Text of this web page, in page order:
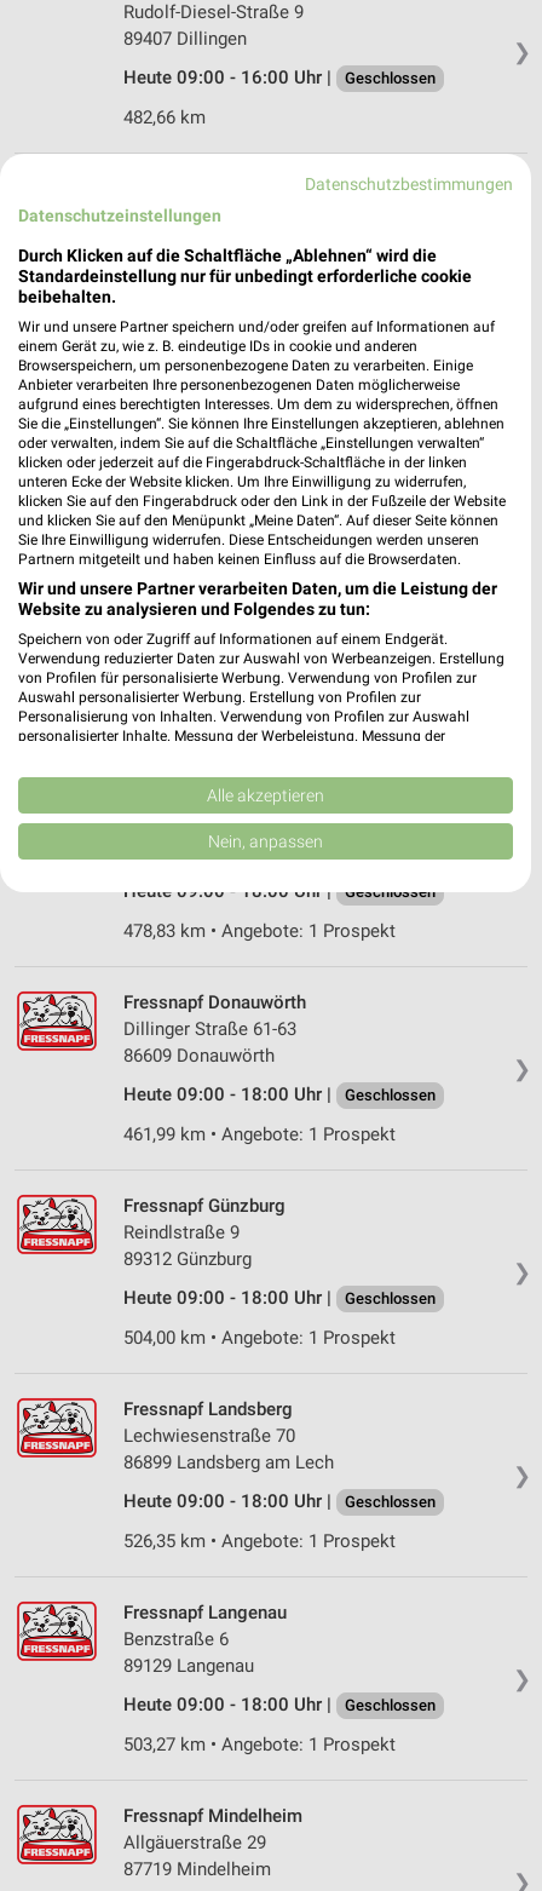
❯
Rudolf-Diesel-Straße 9
89407 Dillingen
Heute 09:00 - 16:00 Uhr |
Geschlossen
482,66 km
Gaußring 34
Heute 09:00 - 18:00 Uhr | Geschlossen
502,61 km • Angebote: 1 Prospekt
Fressnapf Lauingen
Werner-von Siemens-Straße 13
89415 Lauingen
Heute 09:00 - 18:00 Uhr | Geschlossen
485,64 km • Angebote: 1 Prospekt
Fressnapf Schwabmünchen
Falkensteinstr. 6
86830 Schwabmünchen
Heute 09:00 - 18:00 Uhr | Geschlossen
519,03 km • Angebote: 1 Prospekt
❯
Fressnapf Aichach
Hauptstr. 2
86551 Aichach
Heute 09:00 - 18:00 Uhr | Geschlossen
478,83 km • Angebote: 1 Prospekt
❯
Fressnapf Donauwörth
Dillinger Straße 61-63
86609 Donauwörth
Heute 09:00 - 18:00 Uhr |
Geschlossen
461,99 km • Angebote: 1 Prospekt
❯
Fressnapf Günzburg
Reindlstraße 9
89312 Günzburg
Heute 09:00 - 18:00 Uhr |
Geschlossen
504,00 km • Angebote: 1 Prospekt
❯
Fressnapf Landsberg
Lechwiesenstraße 70
86899 Landsberg am Lech
Heute 09:00 - 18:00 Uhr |
Geschlossen
526,35 km • Angebote: 1 Prospekt
❯
Fressnapf Langenau
Benzstraße 6
89129 Langenau
Heute 09:00 - 18:00 Uhr |
Geschlossen
503,27 km • Angebote: 1 Prospekt
❯
Fressnapf Mindelheim
Allgäuerstraße 29
87719 Mindelheim
Datenschutzbestimmungen
Datenschutzeinstellungen
Durch Klicken auf die Schaltfläche „Ablehnen“ wird die
Standardeinstellung nur für unbedingt erforderliche cookie
beibehalten.
Wir und unsere Partner speichern und/oder greifen auf Informationen auf
einem Gerät zu, wie z. B. eindeutige IDs in cookie und anderen
Browserspeichern, um personenbezogene Daten zu verarbeiten. Einige
Anbieter verarbeiten Ihre personenbezogenen Daten möglicherweise
aufgrund eines berechtigten Interesses. Um dem zu widersprechen, öffnen
Sie die „Einstellungen“. Sie können Ihre Einstellungen akzeptieren, ablehnen
oder verwalten, indem Sie auf die Schaltfläche „Einstellungen verwalten“
klicken oder jederzeit auf die Fingerabdruck-Schaltfläche in der linken
unteren Ecke der Website klicken. Um Ihre Einwilligung zu widerrufen,
klicken Sie auf den Fingerabdruck oder den Link in der Fußzeile der Website
und klicken Sie auf den Menüpunkt „Meine Daten“. Auf dieser Seite können
Sie Ihre Einwilligung widerrufen. Diese Entscheidungen werden unseren
Partnern mitgeteilt und haben keinen Einfluss auf die Browserdaten.
Wir und unsere Partner verarbeiten Daten, um die Leistung der
Website zu analysieren und Folgendes zu tun:
Speichern von oder Zugriff auf Informationen auf einem Endgerät.
Verwendung reduzierter Daten zur Auswahl von Werbeanzeigen. Erstellung
von Profilen für personalisierte Werbung. Verwendung von Profilen zur
Auswahl personalisierter Werbung. Erstellung von Profilen zur
Personalisierung von Inhalten. Verwendung von Profilen zur Auswahl
personalisierter Inhalte. Messung der Werbeleistung. Messung der
Kombinationen von Daten aus verschiedenen Quellen. Entwicklung und
Verbesserung der Angebote. Verwendung reduzierter Daten zur Auswahl
von Inhalten.
Daten können außerhalb der Europäischen Union weitergegeben und in die
Website/App.
Partnerliste anzeigen (1 IAB-Anbieter)
IAB-Verarbeitungszwecke:
Speichern von oder Zugriff auf Informationen
auf einem Endgerät
Verwendung reduzierter Daten zur Auswahl von
Verwendung von Profilen zur Auswahl
personalisierter Werbung
Erstellung von Profilen zur Personalisierung
von Inhalten
personalisierter Inhalte
Messung der Werbeleistung
Messung der Performance von Inhalten
Analyse von Zielgruppen durch Statistiken oder
Entwicklung und Verbesserung der Angebote
Verwendung reduzierter Daten zur Auswahl von
IAB-Besonderheiten:
Geräte anhand von aktiv angeforderten
Informationen identifizieren
Alle akzeptieren
Nein, anpassen